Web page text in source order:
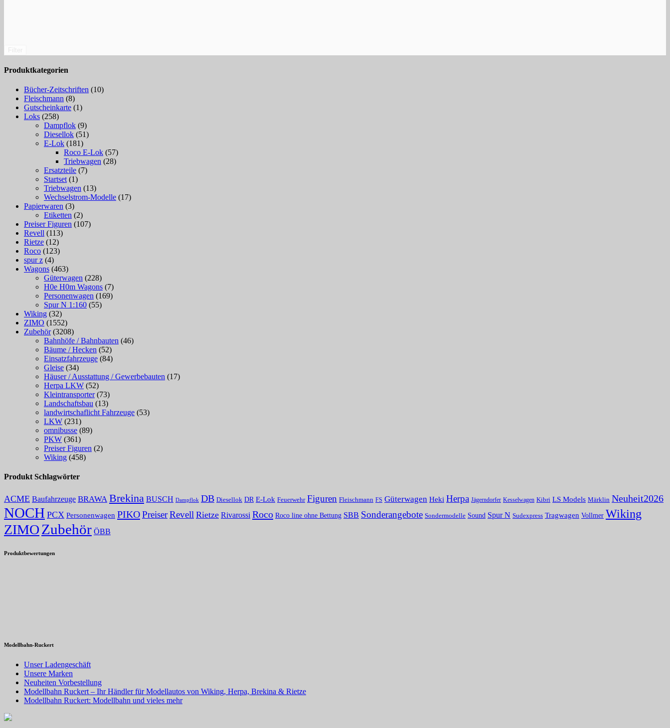
Produktkategorien
Bücher-Zeitschriften (10)
Fleischmann (8)
Gutscheinkarte (1)
Loks (258)
Dampflok (9)
Diesellok (51)
E-Lok (181)
Roco E-Lok (57)
Triebwagen (28)
Ersatzteile (7)
Startset (1)
Triebwagen (13)
Wechselstrom-Modelle (17)
Papierwaren (3)
Etiketten (2)
Preiser Figuren (107)
Revell (113)
Rietze (12)
Roco (123)
spur z (4)
Wagons (463)
Güterwagen (228)
H0e H0m Wagons (7)
Personenwagen (169)
Spur N 1:160 (55)
Wiking (32)
ZIMO (1552)
Zubehör (3208)
Bahnhöfe / Bahnbauten (46)
Bäume / Hecken (52)
Einsatzfahrzeuge (84)
Gleise (34)
Häuser / Ausstattung / Gewerbebauten (17)
Herpa LKW (52)
Kleintransporter (73)
Landschaftsbau (13)
landwirtschaflicht Fahrzeuge (53)
LKW (231)
omnibusse (89)
PKW (361)
Preiser Figuren (2)
Wiking (458)
Produkt Schlagwörter
ACME Baufahrzeuge BRAWA Brekina BUSCH Dampflok DB Diesellok DR E-Lok Feuerwehr Figuren Fleischmann FS Güterwagen Heki Herpa Jägerndorfer Kesselwagen Kibri LS Models Märklin Neuheit2026
NOCH PCX Personenwagen PIKOPreiserRevell Rietze Rivarossi Roco Roco line ohne Bettung SBB Sonderangebote Sondermodelle Sound Spur N Sudexpress Tragwagen Vollmer Wiking
ZIMOZubehör ÖBB
Produktbewertungen
Modellbahn-Ruckert
Unser Ladengeschäft
Unsere Marken
Neuheiten Vorbestellung
Modellbahn Ruckert – Ihr Händler für Modellautos von Wiking, Herpa, Brekina & Rietze
Modellbahn Ruckert: Modellbahn und vieles mehr